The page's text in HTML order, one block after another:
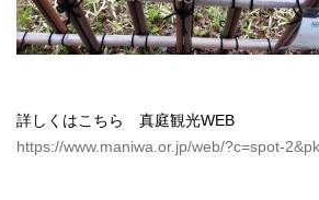
詳しくはこちら 真庭観光WEB
https://www.maniwa.or.jp/web/?c=spot-